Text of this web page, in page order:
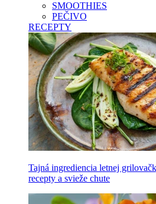
SMOOTHIES
PEČIVO
RECEPTY
Tajná ingrediencia letnej
recepty a svieže chute